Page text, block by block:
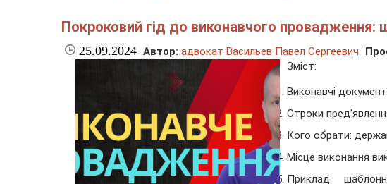
Покроковий гід до виконавчого провадження:
25.09.2024 Автор: адвокат Васильев Павел Сергеевич
Зміст:
Виконавчі
Строки
Кого обрати:
Місце виконання
Приклад